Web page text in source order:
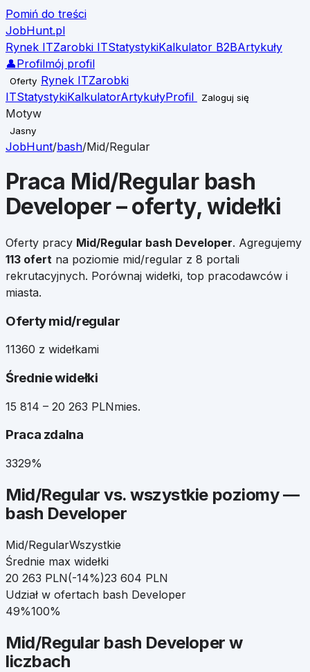
Pomiń do treści
JobHunt.pl
Rynek ITZarobki ITStatystykiKalkulator B2BArtykuły
👤Profilmój profil
Oferty Rynek ITZarobki
ITStatystykiKalkulatorArtykułyProfil Zaloguj się
Motyw
Jasny
JobHunt/bash/Mid/Regular
Praca Mid/Regular bash
Developer– oferty, widełki
Oferty pracy Mid/Regular bash Developer. Agregujemy
113 ofert na poziomie mid/regular z 8 portali
rekrutacyjnych. Porównaj widełki, top pracodawców i
miasta.
Oferty mid/regular
11360 z widełkami
Średnie widełki
15 814 – 20 263 PLNmies.
Praca zdalna
3329%
Mid/Regular vs. wszystkie poziomy —
bash Developer
Mid/RegularWszystkie
Średnie max widełki
20 263 PLN(-14%)23 604 PLN
Udział w ofertach bash Developer
49%100%
Mid/Regular bash Developer w
liczbach